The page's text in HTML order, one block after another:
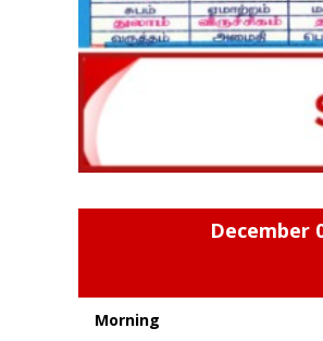
December
Morning